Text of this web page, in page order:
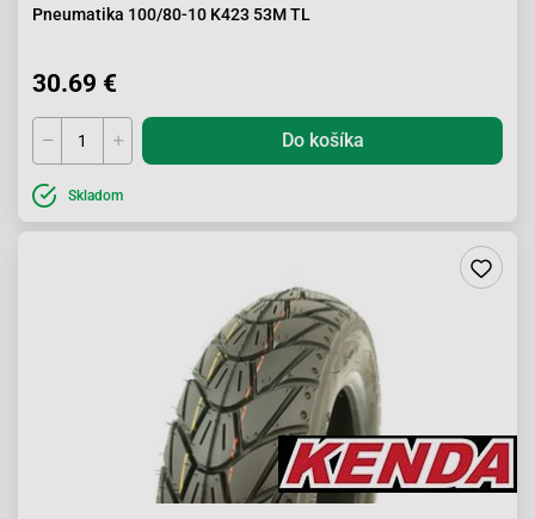
Pneumatika 100/80-10 K423 53M TL
30.69 €
Do košíka
Skladom